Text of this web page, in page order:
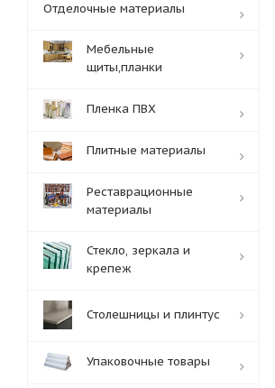
Отделочные материалы
Мебельные
щиты,планки
Пленка ПВХ
Плитные материалы
Реставрационные
материалы
Стекло, зеркала и
крепеж
Столешницы и плинтус
Упаковочные товары